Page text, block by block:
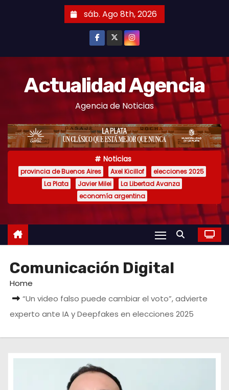
sáb. Ago 8th, 2026
Actualidad Agencia
Agencia de Noticias
Noticias
provincia de Buenos Aires Axel Kicillof
elecciones 2025
La Plata
Javier Milei
La Libertad Avanza
economía argentina
Comunicación Digital
Home
“Un video falso puede cambiar el voto”, advierte
experto ante IA y Deepfakes en elecciones 2025